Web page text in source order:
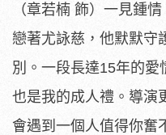
（章若楠 飾）一見鍾
戀著尤詠慈，他默默守
別。一段長達15年的愛
也是我的成人禮。導演
會遇到一個人值得你奮